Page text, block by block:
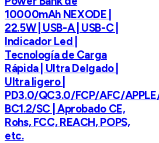
10000mAh NEXODE |
22.5W | USB-A | USB-C |
Indicador Led |
Tecnología de Carga
Rápida | Ultra Delgado |
Ultra ligero |
PD3.0/QC3.0/FCP/AFC/
BC1.2/SC | Aprobado CE,
Rohs, FCC, REACH, POPS,
etc.